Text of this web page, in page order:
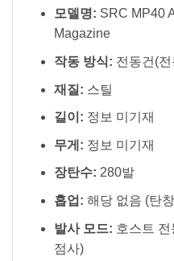
모델명: SRC MP40
Magazine
작동 방식: 전동건(
재질: 스틸
길이: 정보 미기재
무게: 정보 미기재
장탄수: 280발
홉업: 해당 없음 (탄
발사 모드: 호스트
점사)